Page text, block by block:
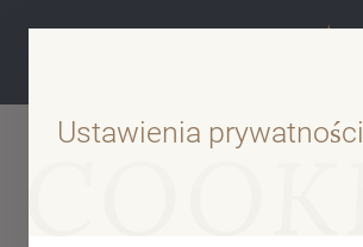
Ustawienia prywatności